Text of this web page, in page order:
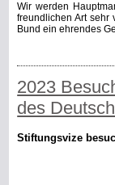
Wir werden
freundlichen Art sehr
Bund ein ehrendes
2023
des
Stiftungsvize